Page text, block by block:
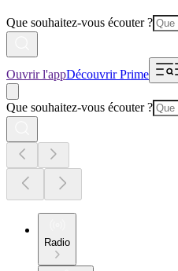
Que souhaitez-vous écouter ?
Ouvrir l'appDécouvrir Prime
Que souhaitez-vous écouter ?
Radio